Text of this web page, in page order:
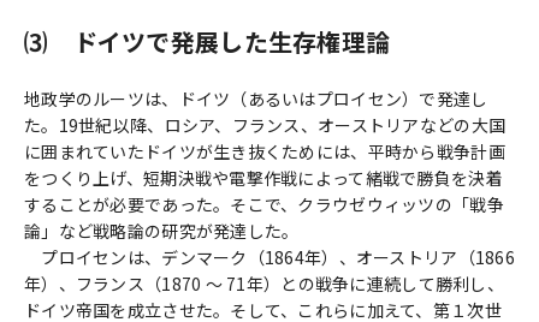
⑶ ドイツで発展した生存権理論
地政学のルーツは、ドイツ（あるいはプロイセン）で発達し
た。19世紀以降、ロシア、フランス、オーストリアなどの大国
に囲まれていたドイツが生き抜くためには、平時から戦争計画
をつくり上げ、短期決戦や電撃作戦によって緒戦で勝負を決着
することが必要であった。そこで、クラウゼウィッツの「戦争
論」など戦略論の研究が発達した。
プロイセンは、デンマーク（1864年）、オーストリア（1866
年）、フランス（1870 ～ 71年）との戦争に連続して勝利し、
ドイツ帝国を成立させた。そして、これらに加えて、第１次世